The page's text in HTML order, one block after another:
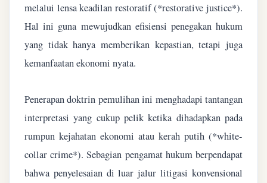
melalui lensa keadilan restoratif (*restorative justice*).
Hal ini guna mewujudkan efisiensi penegakan hukum
yang tidak hanya memberikan kepastian, tetapi juga
kemanfaatan ekonomi nyata.
Penerapan doktrin pemulihan ini menghadapi tantangan
interpretasi yang cukup pelik ketika dihadapkan pada
rumpun kejahatan ekonomi atau kerah putih (*white-
collar crime*). Sebagian pengamat hukum berpendapat
bahwa penyelesaian di luar jalur litigasi konvensional